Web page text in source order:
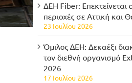
ΔΕΗ Fiber: Επεκτείνεται
περιοχές σε Αττική και
23 Ιουλίου 2026
Όμιλος ΔΕΗ: Δεκαέξι
τον διεθνή οργανισμό
2026
17 Ιουλίου 2026